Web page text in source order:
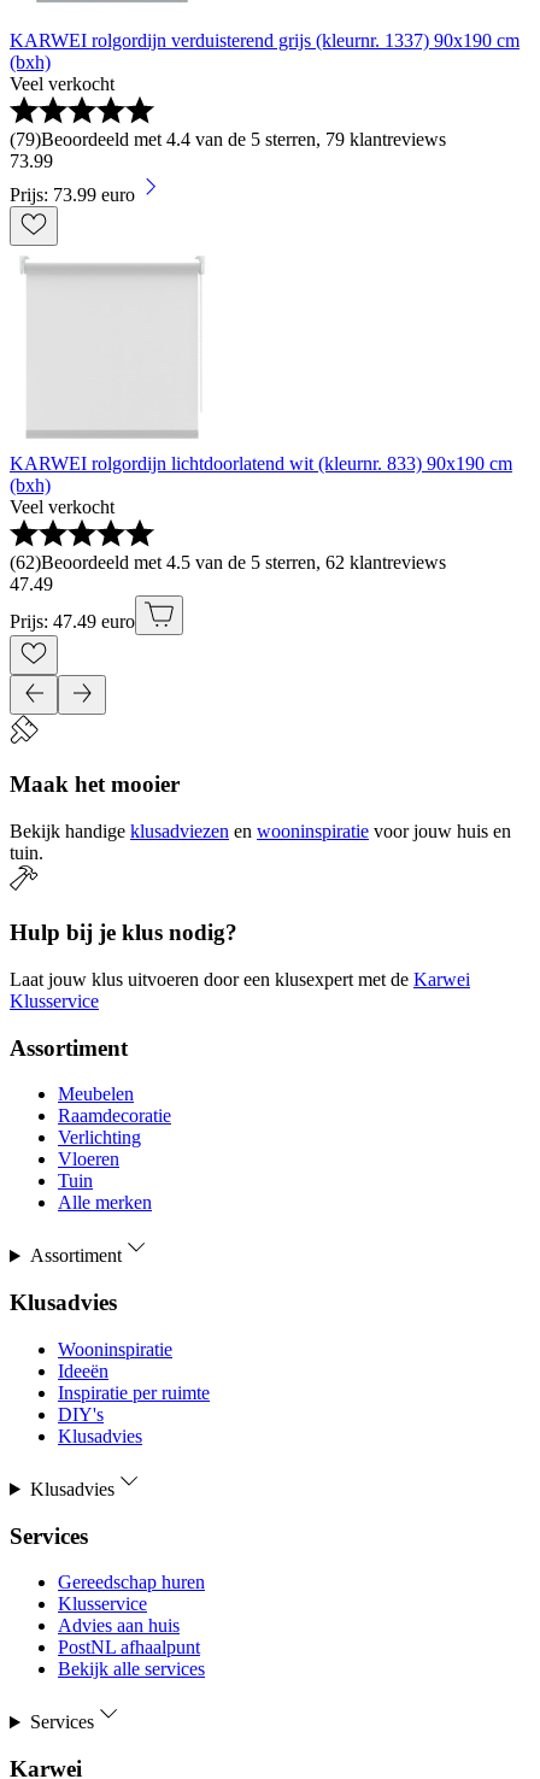
KARWEI rolgordijn verduisterend grijs (kleurnr. 1337) 90x190 cm
(bxh)
Veel verkocht
(79)Beoordeeld met 4.4 van de 5 sterren, 79 klantreviews
73.99
Prijs: 73.99 euro
KARWEI rolgordijn lichtdoorlatend wit (kleurnr. 833) 90x190 cm
(bxh)
Veel verkocht
(62)Beoordeeld met 4.5 van de 5 sterren, 62 klantreviews
47.49
Prijs: 47.49 euro
Maak het mooier
Bekijk handige klusadviezen en wooninspiratie voor jouw huis en
tuin.
Hulp bij je klus nodig?
Laat jouw klus uitvoeren door een klusexpert met de Karwei
Klusservice
Assortiment
Meubelen
Raamdecoratie
Verlichting
Vloeren
Tuin
Alle merken
Assortiment
Klusadvies
Wooninspiratie
Ideeën
Inspiratie per ruimte
DIY's
Klusadvies
Klusadvies
Services
Gereedschap huren
Klusservice
Advies aan huis
PostNL afhaalpunt
Bekijk alle services
Services
Karwei